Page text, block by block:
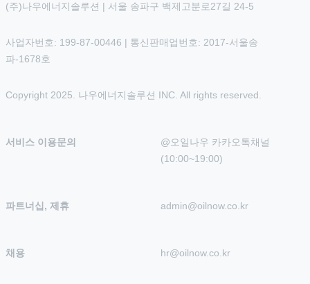
(주)나우에너지솔루션 | 서울 송파구 백제고분로27길 24-5
사업자번호: 199-87-00446 | 통신판매업번호: 2017-서울송
파-1678호
Copyright 2025. 나우에너지솔루션 INC. All rights reserved.
서비스 이용문의
@오일나우 카카오톡채널
(10:00~19:00)
파트너십, 제휴 admin@oilnow.co.kr
채용 hr@oilnow.co.kr